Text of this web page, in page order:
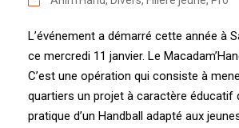
L’événement a démarré cette année à
ce mercredi 11 janvier. Le
C’est une opération qui consiste à
quartiers un projet à caractère éducatif
pratique d’un Handball adapté aux